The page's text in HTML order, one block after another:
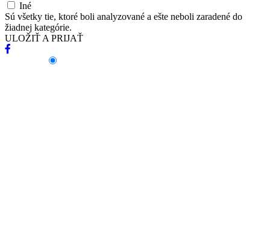
Iné
Sú všetky tie, ktoré boli analyzované a ešte neboli zaradené do
žiadnej kategórie.
ULOŽIŤ A PRIJAŤ